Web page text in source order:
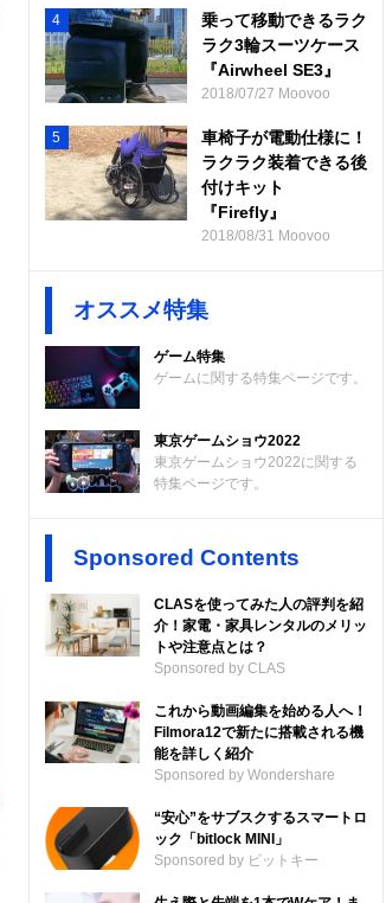
4
乗って移動できるラク
ラク3輪スーツケース
『Airwheel SE3』
2018/07/27 Moovoo
5
車椅子が電動仕様に！
ラクラク装着できる後
付けキット
『Firefly』
2018/08/31 Moovoo
オススメ特集
ゲーム特集
ゲームに関する特集ページです。
東京ゲームショウ2022
東京ゲームショウ2022に関する
特集ページです。
Sponsored Contents
CLASを使ってみた人の評判を紹
介！家電・家具レンタルのメリッ
トや注意点とは？
Sponsored by CLAS
これから動画編集を始める人へ！
Filmora12で新たに搭載される機
能を詳しく紹介
Sponsored by Wondershare
“安心”をサブスクするスマートロ
ック「bitlock MINI」
Sponsored by ビットキー